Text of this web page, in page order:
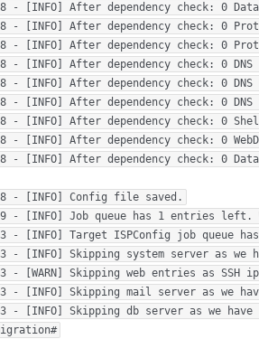
- [INFO] After dependency check: 0
- [INFO] After dependency check: 0
- [INFO] After dependency check: 0
- [INFO] After dependency check: 0
- [INFO] After dependency check: 0
- [INFO] After dependency check: 0
- [INFO] After dependency check: 0
- [INFO] After dependency check: 0
- [INFO] After dependency check: 0
- [INFO] Config file saved.
- [INFO] Job queue has 1 entries
- [INFO] Target ISPConfig job queue
- [INFO] Skipping system server as
- [WARN] Skipping web entries as
- [INFO] Skipping mail server as we
- [INFO] Skipping db server as we